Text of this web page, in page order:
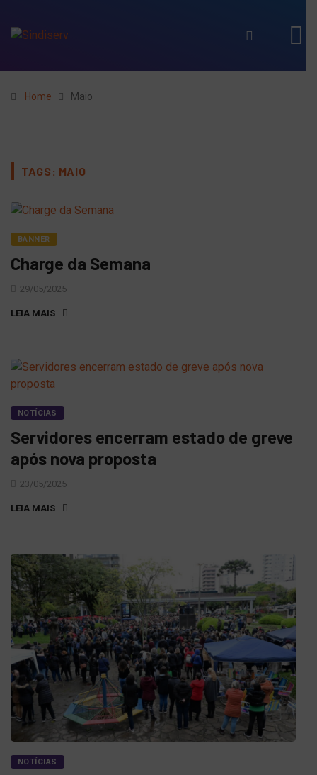
Home Maio
TAGS: MAIO
BANNER
Charge da Semana
29/05/2025
LEIA MAIS
NOTÍCIAS
Servidores encerram estado de greve
após nova proposta
23/05/2025
LEIA MAIS
NOTÍCIAS